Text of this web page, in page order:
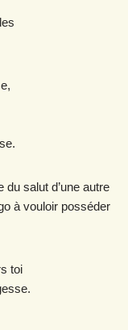
du salut d’une autre
à vouloir posséder
toi